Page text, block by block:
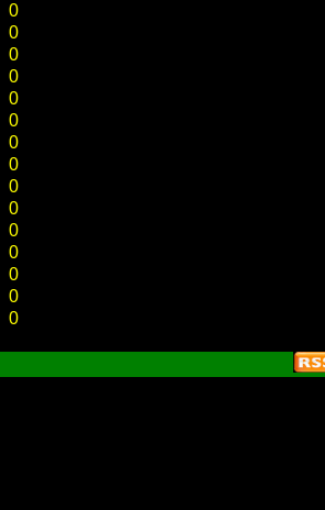
0
0
0
0
0
0
0
0
0
0
0
0
0
0
0